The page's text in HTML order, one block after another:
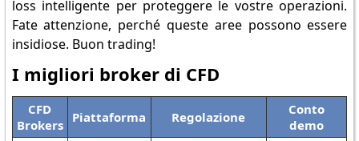
loss intelligente per proteggere le vostre operazioni.
Fate attenzione, perché queste aree possono essere
insidiose. Buon trading!
I migliori broker di CFD
CFD
Brokers
Piattaforma Regolazione
Conto
demo